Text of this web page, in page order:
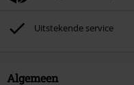
Uitstekende service
Algemeen